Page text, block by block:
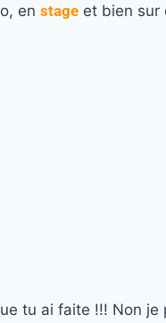
en stage et bien sur
tu ai faite !!! Non je